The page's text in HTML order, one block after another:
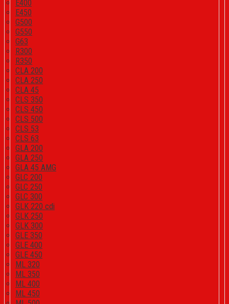
E400
E450
G500
G550
G63
R300
R350
CLA 200
CLA 250
CLA 45
CLS 350
CLS 450
CLS 500
CLS 53
CLS 63
GLA 200
GLA 250
GLA 45 AMG
GLC 200
GLC 250
GLC 300
GLK 220 cdi
GLK 250
GLK 300
GLE 350
GLE 400
GLE 450
ML 320
ML 350
ML 400
ML 450